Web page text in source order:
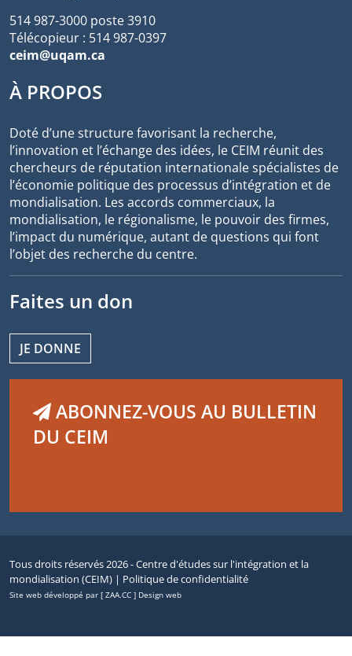
514 987-3000 poste 3910
Télécopieur : 514 987-0397
ceim@uqam.ca
À PROPOS
Doté d’une structure favorisant la recherche,
l’innovation et l’échange des idées, le CEIM réunit des
chercheurs de réputation internationale spécialistes de
l’économie politique des processus d’intégration et de
mondialisation. Les accords commerciaux, la
mondialisation, le régionalisme, le pouvoir des firmes,
l’impact du numérique, autant de questions qui font
l’objet des recherche du centre.
Faites un don
JE DONNE
ABONNEZ-VOUS AU BULLETIN
DU CEIM
Tous droits réservés 2026 - Centre d'études sur l'intégration et la
mondialisation (CEIM) | Politique de confidentialité
Site web développé par [ ZAA.CC ] Design web